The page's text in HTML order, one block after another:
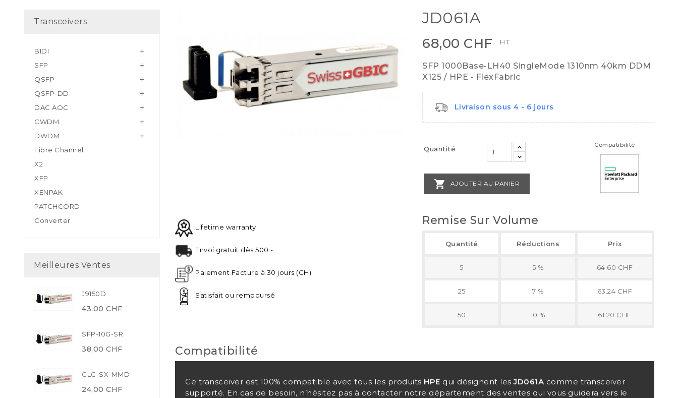
Transceivers
BIDI 
SFP 
QSFP 
QSFP-DD 
DAC AOC 
CWDM 
DWDM 
Fibre Channel
X2
XFP
XENPAK
PATCHCORD
Converter
Meilleures Ventes
J9150D
43,00 CHF
SFP-10G-SR
38,00 CHF
GLC-SX-MMD
24,00 CHF
JD061A
68,00 CHF HT
SFP 1000Base-LH40 SingleMode 1310nm 40km DDM
X125 / HPE - FlexFabric
Livraison sous 4 - 6 jours
Quantité
 AJOUTER AU PANIER
Compatibilité
Lifetime warranty
Envoi gratuit dès 500.-
Paiement Facture à 30 jours (CH).
Satisfait ou remboursé
Remise Sur Volume
Quantité Réductions Prix
5 5 % 64.60 CHF
25 7 % 63.24 CHF
50 10 % 61.20 CHF
Compatibilité
Ce transceiver est 100% compatible avec tous les produits HPE qui désignent lesJD061A comme transceiver
supporté. En cas de besoin, n’hésitez pas à contacter notre département des ventes qui vous guidera vers le